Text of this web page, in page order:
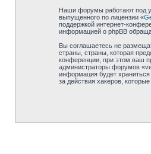
Наши форумы работают под
выпущенного по лицензии «
поддержкой интернет-
информацией о phpBB
Вы соглашаетесь не
страны, страны, которая
конференции, при этом ваш
администраторы форумов
информация будет
за действия хакеров,